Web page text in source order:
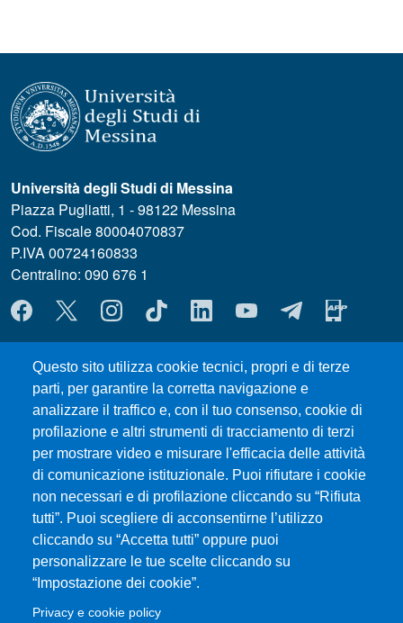
Questo sito utilizza cookie tecnici, propri e di terze
parti, per garantire la corretta navigazione e
analizzare il traffico e, con il tuo consenso, cookie di
profilazione e altri strumenti di tracciamento di terzi
per mostrare video e misurare l'efficacia delle attività
di comunicazione istituzionale. Puoi rifiutare i cookie
non necessari e di profilazione cliccando su “Rifiuta
tutti”. Puoi scegliere di acconsentirne l’utilizzo
cliccando su “Accetta tutti” oppure puoi
personalizzare le tue scelte cliccando su
“Impostazione dei cookie”.
Privacy e cookie policy
Università degli Studi di Messina
Piazza Pugliatti, 1 - 98122 Messina
Cod. Fiscale 80004070837
P.IVA 00724160833
Centralino: 090 676 1
MENÙ SOCIAL
MENÙ FOOTER 1
Where we are
Forms and Templates
Council Meetings
UniMeSTONE
Siti Tematici
Amministrazione Trasparente
Calendario Accademico
Mappa del sito
Transparent administration